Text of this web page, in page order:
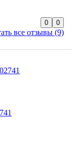
все отзывы (9)
0 0